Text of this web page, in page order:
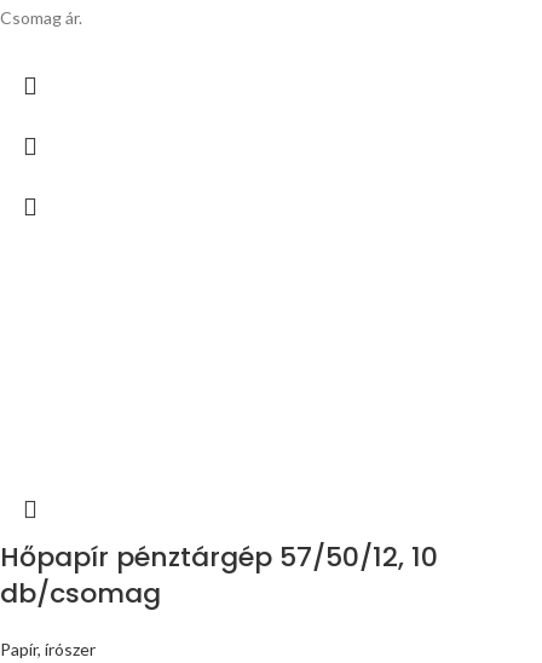
Csomag ár.
Hőpapír pénztárgép 57/50/12, 10
db/csomag
Papír, írószer